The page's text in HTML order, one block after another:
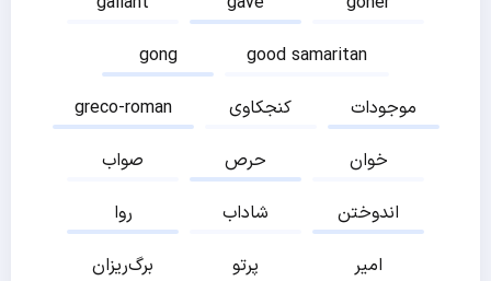
gong
good samaritan
greco-roman
کنجکاوی
موجودات
صواب
حرص
خوان
روا
شاداب
اندوختن
برگ‌ریزان
پرتو
امیر